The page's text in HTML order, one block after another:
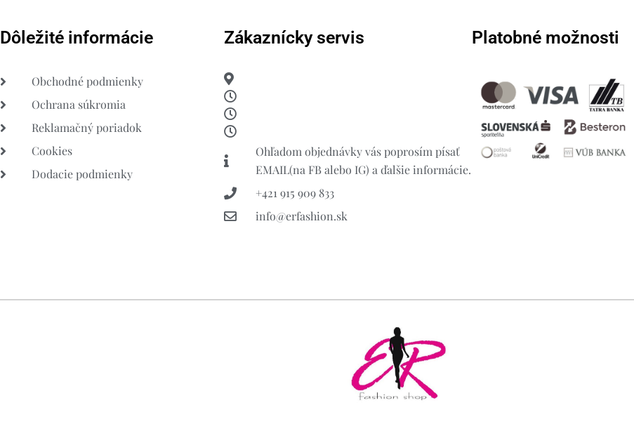
Dôležité informácie
Obchodné podmienky
Ochrana súkromia
Reklamačný poriadok
Cookies
Dodacie podmienky
Zákaznícky servis
Ohľadom objednávky vás poprosím písať
EMAIL(na FB alebo IG) a ďalšie informácie.
+421 915 909 833
info@erfashion.sk
Platobné možnosti